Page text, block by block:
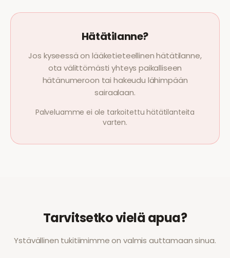
Hätätilanne?
Jos kyseessä on lääketieteellinen hätätilanne,
ota välittömästi yhteys paikalliseen
hätänumeroon tai hakeudu lähimpään
sairaalaan.
Palveluamme ei ole tarkoitettu hätätilanteita
varten.
Tarvitsetko vielä apua?
Ystävällinen tukitiimimme on valmis auttamaan sinua.